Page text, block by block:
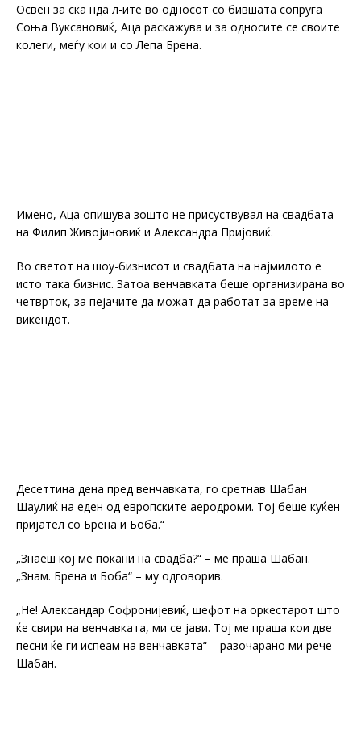
Освен за ска нда л-ите во односот со бившата сопруга
Соња Вуксановиќ, Аца раскажува и за односите се своите
колеги, меѓу кои и со Лепа Брена.
Имено, Аца опишува зошто не присуствувал на свадбата
на Филип Живојиновиќ и Александра Пријовиќ.
Во светот на шоу-бизнисот и свадбата на најмилото е
исто така бизнис. Затоа венчавката беше организирана во
четврток, за пејачите да можат да работат за време на
викендот.
Десеттина дена пред венчавката, го сретнав Шабан
Шаулиќ на еден од европските аеродроми. Тој беше куќен
пријател со Брена и Боба.“
„Знаеш кој ме покани на свадба?“ – ме праша Шабан.
„Знам. Брена и Боба“ – му одговорив.
„Не! Александар Софронијевиќ, шефот на оркестарот што
ќе свири на венчавката, ми се јави. Тој ме праша кои две
песни ќе ги испеам на венчавката“ – разочарано ми рече
Шабан.